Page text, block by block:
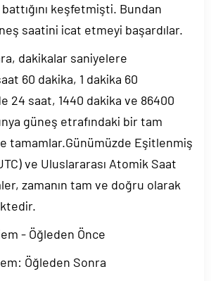
keşfetmişti. Bundan
saatini icat etmeyi başardılar.
dakikalar saniyelere
60 dakika, 1 dakika 60
24 saat, 1440 dakika ve 86400
güneş etrafındaki bir tam
tamamlar.Günümüzde Eşitlenmiş
ve Uluslararası Atomik Saat
zamanın tam ve doğru olarak
- Öğleden Önce
Öğleden Sonra